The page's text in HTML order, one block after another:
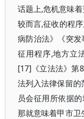
话题上,危机意味
较而言,征收的程
病防治法》《突
征用程序,地方立
[17]《立法法》第
法列入法律保留
员会征用所依据
那就意味着甲市卫